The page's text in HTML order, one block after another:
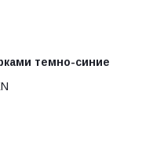
темно-синие